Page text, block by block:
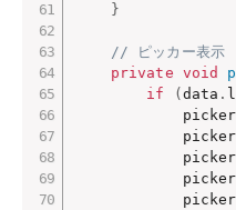
}
// ピッカー表示
private void
if
( data .
            picker
            picker
            picker
            picker
            picker